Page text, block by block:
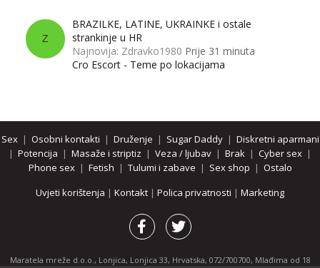
Z
BRAZILKE, LATINE, UKRAINKE i ostale
strankinje u HR
Najnovija: Zdravko1980 Prije 31 minuta
Cro Escort - Teme po lokacijama
Sex| Osobni kontakti | Druženje | Sugar Daddy| Diskretni aparmani
| Potencija | Masaže i striptiz | Veza / ljubav | Brak | Cyber sex |
Phone sex| Fetish | Tulumi i zabave | Sex shop | Ostalo
Uvjeti korištenja | Kontakt | Polica privatnosti | Marketing
Maratela mreže d.o.o., Lonjica, Lonjica 33, Hrvatska, 072/700700, Mlađima od 18